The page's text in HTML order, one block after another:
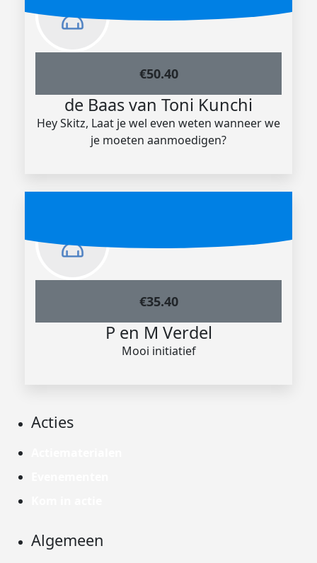
€50.40
de Baas van Toni Kunchi
Hey Skitz, Laat je wel even weten wanneer we
je moeten aanmoedigen?
€35.40
P en M Verdel
Mooi initiatief
Acties
Algemeen